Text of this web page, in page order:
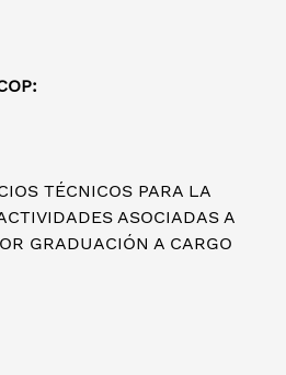
TÉCNICOS PARA LA
ASOCIADAS A
GRADUACIÓN A CARGO